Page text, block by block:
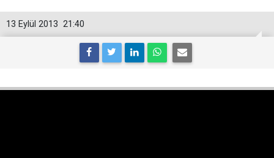
21:40
13 Eylül 2013